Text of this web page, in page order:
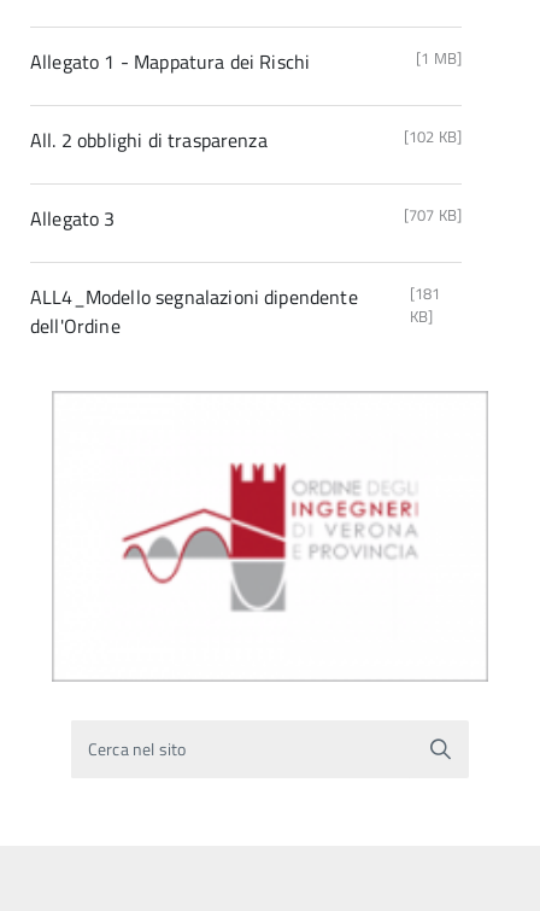
Allegato 1 - Mappatura dei Rischi [1 MB]
All. 2 obblighi di trasparenza [102 KB]
Allegato 3 [707 KB]
ALL4_Modello segnalazioni dipendente
dell'Ordine
[181
KB]
Cerca nel sito